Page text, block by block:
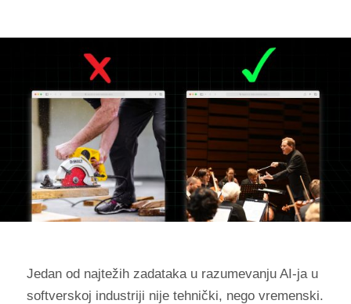
Jedan od najtežih zadataka u razumevanju AI-ja u
softverskoj industriji nije tehnički, nego vremenski.